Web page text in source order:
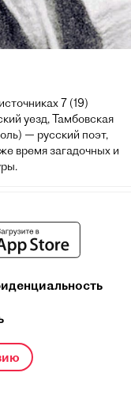
7 (19)
уезд, Тамбовская
— русский поэт,
время загадочных и